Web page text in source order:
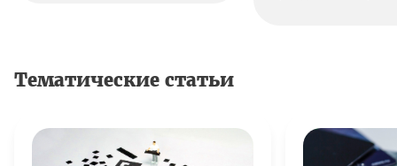
Тематические статьи